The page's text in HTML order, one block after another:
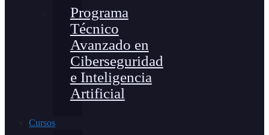
Programa
Técnico
Avanzado en
Ciberseguridad
e Inteligencia
Artificial
Cursos